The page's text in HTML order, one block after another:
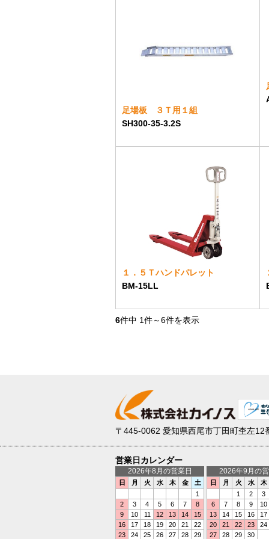
足場板 ３Ｔ用１組
SH300-35-3.2S
１．５Ｔハンドパレット
BM-15LL
6件中 1件～6件を表示
〒445-0062 愛知県西尾市丁田町杢左12
営業日カレンダー
2026年8月の営業日
日 月 火 水 木 金
土
1
2
3 4 5 6 7
8
9
10 11 12 13 14
15
16
17 18 19 20 21
22
23
24 25 26 27 28 29
2026年9月の
日 月 火 水
木
1
2
3
6
7 8 9
10
13
14 15 16
17
20
21 22 23
24
27
28 29 30